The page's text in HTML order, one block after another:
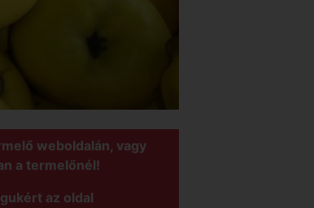
weboldalán, vagy
a termelőnél!
az oldal